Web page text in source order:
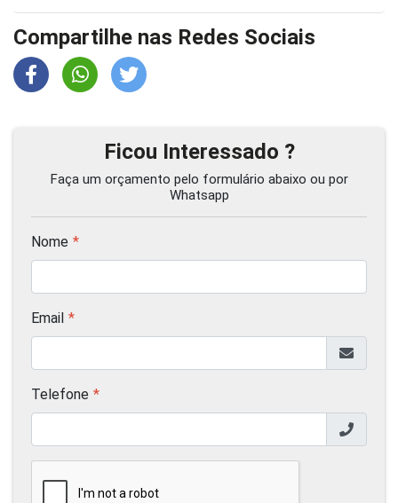
Compartilhe nas Redes Sociais
Ficou Interessado ?
Faça um orçamento pelo formulário abaixo ou por
Whatsapp
Nome
Email
Telefone